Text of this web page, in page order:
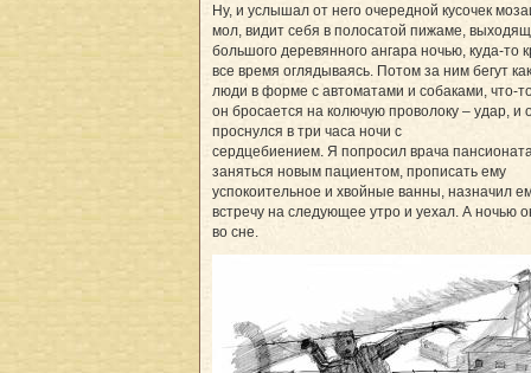
Ну, и услышал от него очередной кусочек
мол, видит себя в полосатой пижаме,
большого деревянного ангара ночью, куда-то
все время оглядываясь. Потом за ним бегут
люди в форме с автоматами и собаками, что-
он бросается на колючую проволоку – удар, и
проснулся в три часа ночи с
сердцебиением. Я попросил врача
заняться новым пациентом, прописать ему
успокоительное и хвойные ванны, назначил
встречу на следующее утро и уехал. А ночью
во сне.